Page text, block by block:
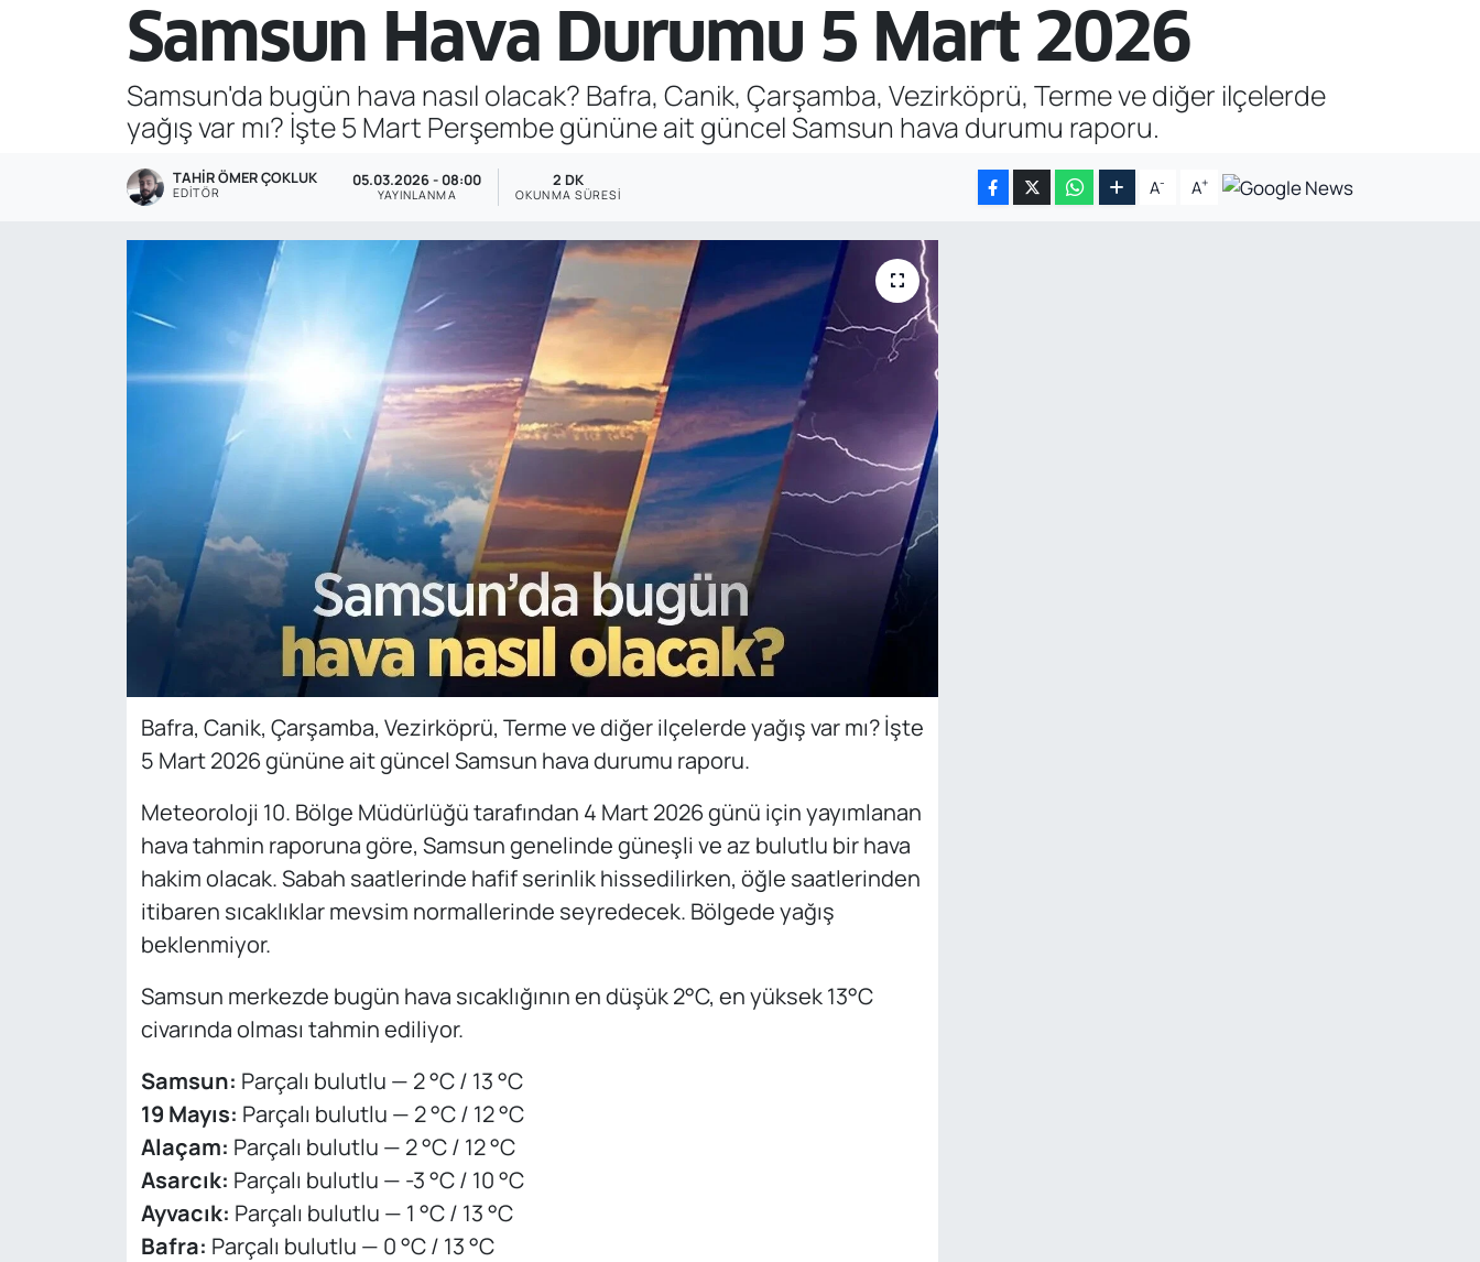
Samsun Hava Durumu 5 Mart 2026
Samsun'da bugün hava nasıl olacak? Bafra, Canik, Çarşamba, Vezirköprü, Terme ve diğer ilçelerde
yağış var mı? İşte 5 Mart Perşembe gününe ait güncel Samsun hava durumu raporu.
TAHIR ÖMER ÇOKLUK
EDITÖR
05.03.2026 - 08:00
YAYINLANMA
2 DK
OKUNMA SÜRESI A- A+
Bafra, Canik, Çarşamba, Vezirköprü, Terme ve diğer ilçelerde yağış var mı? İşte
5 Mart 2026 gününe ait güncel Samsun hava durumu raporu.
Meteoroloji 10. Bölge Müdürlüğü tarafından 4 Mart 2026 günü için yayımlanan
hava tahmin raporuna göre, Samsun genelinde güneşli ve az bulutlu bir hava
hakim olacak. Sabah saatlerinde hafif serinlik hissedilirken, öğle saatlerinden
itibaren sıcaklıklar mevsim normallerinde seyredecek. Bölgede yağış
beklenmiyor.
Samsun merkezde bugün hava sıcaklığının en düşük 2°C, en yüksek 13°C
civarında olması tahmin ediliyor.
Samsun: Parçalı bulutlu — 2 °C / 13 °C
19 Mayıs: Parçalı bulutlu — 2 °C / 12 °C
Alaçam: Parçalı bulutlu — 2 °C / 12 °C
Asarcık: Parçalı bulutlu — -3 °C / 10 °C
Ayvacık: Parçalı bulutlu — 1 °C / 13 °C
Bafra: Parçalı bulutlu — 0 °C / 13 °C
Gündem
Özel Haber
POLİTİKA